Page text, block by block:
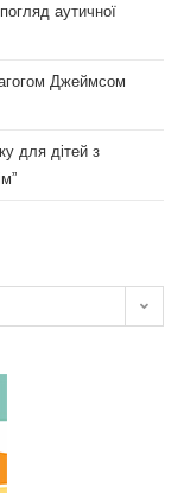
аутичної
Джеймсом
для дітей з